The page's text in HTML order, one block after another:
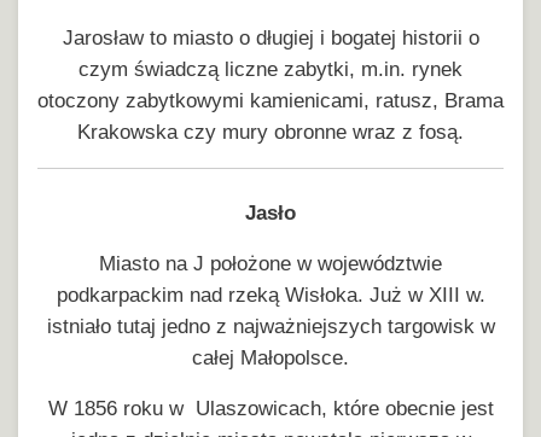
Jarosław to miasto o długiej i bogatej historii o
czym świadczą liczne zabytki, m.in. rynek
otoczony zabytkowymi kamienicami, ratusz, Brama
Krakowska czy mury obronne wraz z fosą.
Jasło
Miasto na J położone w województwie
podkarpackim nad rzeką Wisłoka. Już w XIII w.
istniało tutaj jedno z najważniejszych targowisk w
całej Małopolsce.
W 1856 roku w Ulaszowicach, które obecnie jest